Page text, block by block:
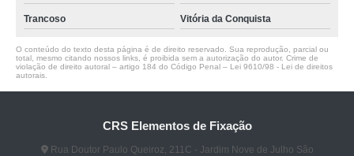
Trancoso Vitória da Conquista
O conteúdo do texto desta página é de direito reservado. Sua reprodução, parcial ou
total, mesmo citando nossos links, é proibida sem a autorização do autor. Crime de
violação de direito autoral – artigo 184 do Código Penal – Lei 9610/98 - Lei de direitos
autorais
CRS Elementos de Fixação
Rua Doutor Paulo Queiroz, 211C - Jardim Nove de Julho São